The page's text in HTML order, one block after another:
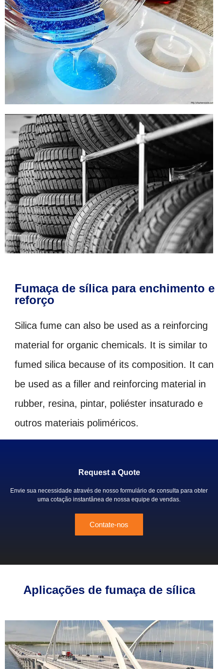
Fumaça de sílica para enchimento e
reforço
Silica fume can also be used as a reinforcing
material for organic chemicals. It is similar to
fumed silica because of its composition. It can
be used as a filler and reinforcing material in
rubber, resina, pintar, poliéster insaturado e
outros materiais poliméricos.
Request a Quote
Envie sua necessidade através de nosso formulário de consulta para obter
uma cotação instantânea de nossa equipe de vendas.
Contate-nos
Aplicações de fumaça de sílica